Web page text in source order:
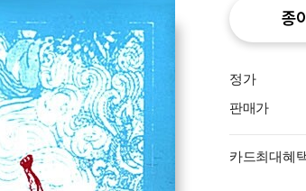
종
정가
판매가
카드최대혜